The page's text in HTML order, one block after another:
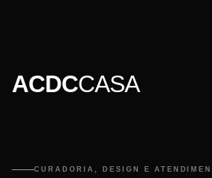
ACDCCASA
CURADORIA, DESIGN E